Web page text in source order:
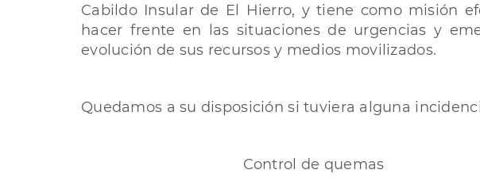
Cabildo Insular de El Hierro, y tiene como misión
hacer frente en las situaciones de urgencias y
evolución de sus recursos y medios movilizados.
Quedamos a su disposición si tuviera alguna
Control de quemas